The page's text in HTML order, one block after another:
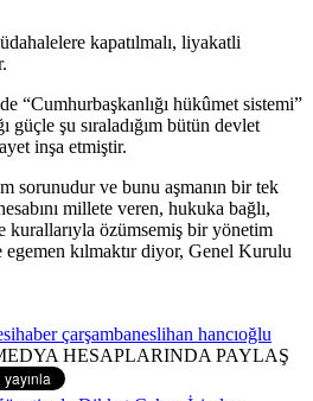
kapatılmalı, liyakatli
“Cumhurbaşkanlığı hükûmet sistemi”
güçle şu sıraladığım bütün devlet
inşa etmiştir.
sorunudur ve bunu aşmanın bir tek
millete veren, hukuka bağlı,
özümsemiş bir yönetim
kılmaktır diyor, Genel Kurulu
haber çarşambaneslihan hancıoğlu
HESAPLARINDA PAYLAŞ